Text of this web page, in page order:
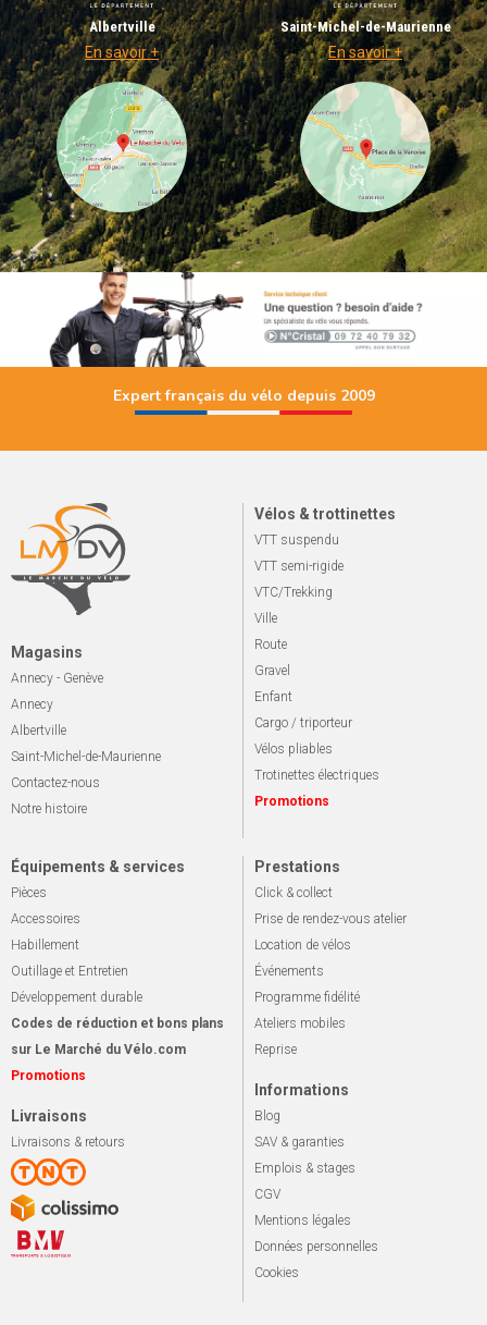
Albertville
En savoir +
Saint-Michel-de-Maurienne
En savoir +
Expert français du vélo depuis 2009
Magasins
Annecy - Genève
Annecy
Albertville
Saint-Michel-de-Maurienne
Contactez-nous
Notre histoire
Vélos & trottinettes
VTT suspendu
VTT semi-rigide
VTC/Trekking
Ville
Route
Gravel
Enfant
Cargo / triporteur
Vélos pliables
Trotinettes électriques
Promotions
Équipements & services
Pièces
Accessoires
Habillement
Outillage et Entretien
Développement durable
Codes de réduction et bons plans
sur Le Marché du Vélo.com
Promotions
Livraisons
Livraisons & retours
Prestations
Click & collect
Prise de rendez-vous atelier
Location de vélos
Événements
Programme fidélité
Ateliers mobiles
Reprise
Informations
Blog
SAV & garanties
Emplois & stages
CGV
Mentions légales
Données personnelles
Cookies